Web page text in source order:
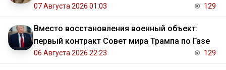
07 Августа 2026 01:03 129
Вместо восстановления военный объект:
первый контракт Совет мира Трампа по Газе
06 Августа 2026 22:23 129